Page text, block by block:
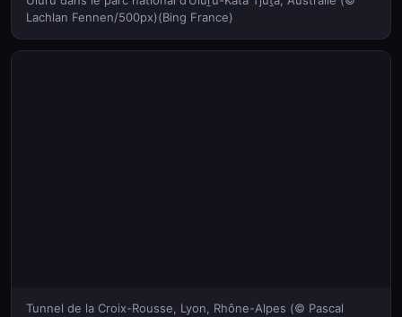
Lachlan Fennen/500px)(Bing France)
Tunnel de la Croix-Rousse, Lyon, Rhône-Alpes (© Pascal